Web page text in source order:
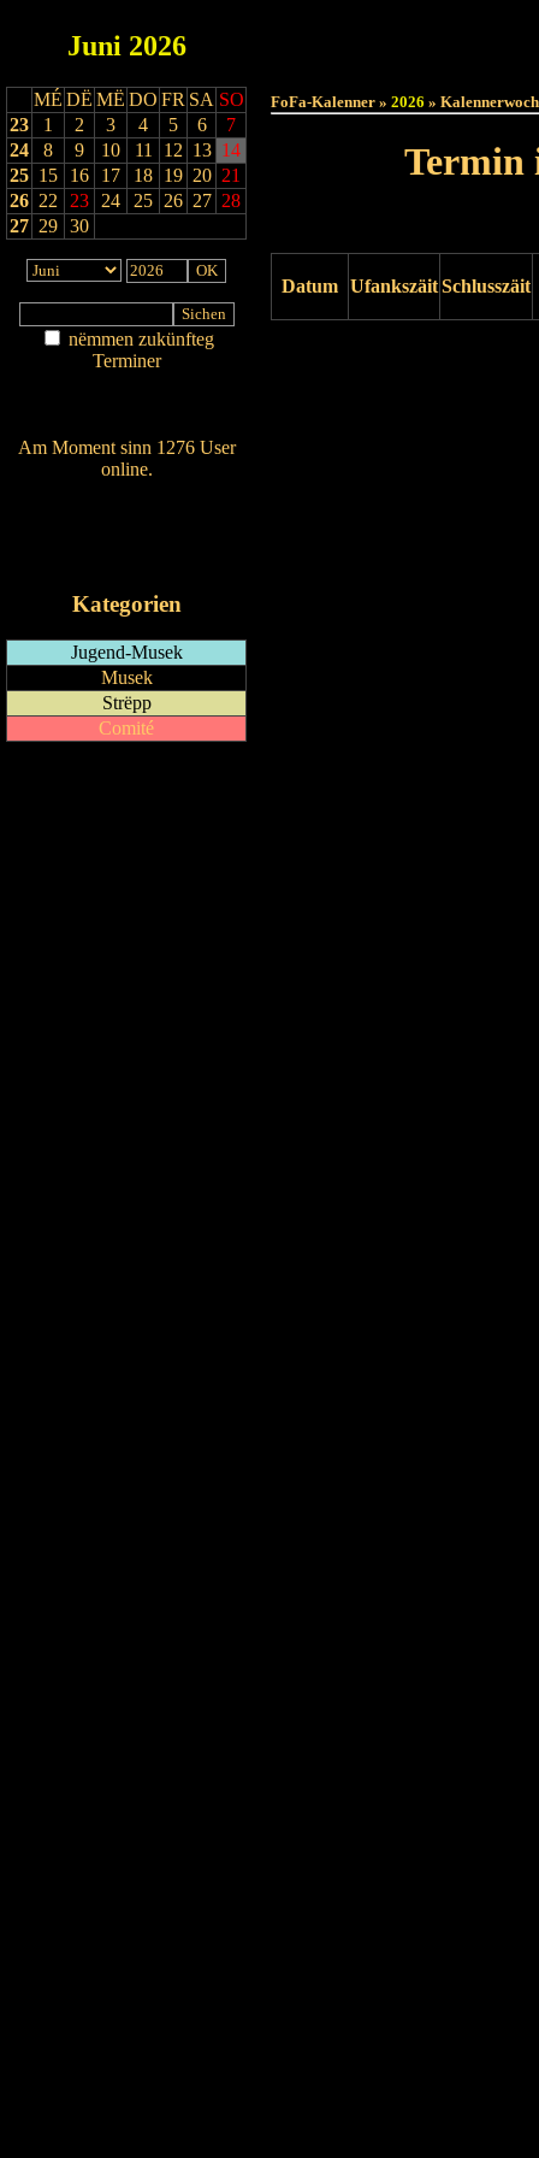
Juni 2026
MÉ DË MË DO FR SA SO
23
1 2 3 4 5 6
7
24
8 9 10 11 12 13 14
25 15 16 17 18 19 20 21
26 22 23 24 25 26 27 28
27 29 30
nëmmen zukünfteg
Terminer
Am Moment sinn 1276 User
online.
Kategorien
Jugend-Musek
Musek
Strëpp
Comité
FoFa-Kalenner » 2026 »
Termin
Datum UfankszäitSchlusszäit